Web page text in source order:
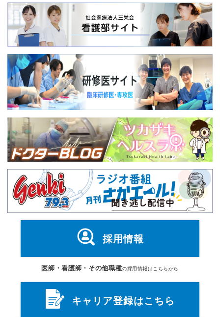
採用情報
医師・看護師・その他職種の採用情報はこちらから
キャリア登録はこちら